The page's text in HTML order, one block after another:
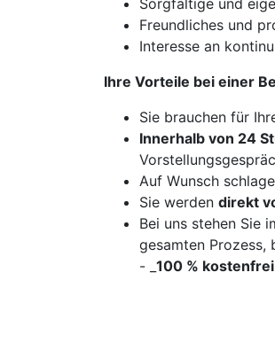
Sorgfältige und
Freundliches und
Interesse an
Ihre Vorteile bei einer
Sie brauchen für
Innerhalb von 24
Auf Wunsch
Sie werden direkt
Bei uns stehen Sie
gesamten Prozess,
- _ 100 %